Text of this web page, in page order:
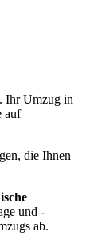
. Ihr Umzug in
auf
die Ihnen
und -
ab.